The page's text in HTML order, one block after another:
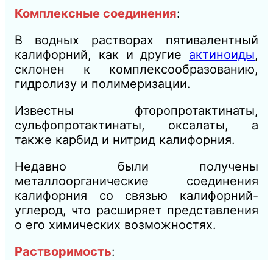
Комплексные соединения:
В водных растворах пятивалентный
калифорний, как и другие актиноиды,
склонен к комплексообразованию,
гидролизу и полимеризации.
Известны фторопротактинаты,
сульфопротактинаты, оксалаты, а
также карбид и нитрид калифорния.
Недавно были получены
металлоорганические соединения
калифорния со связью калифорний-
углерод, что расширяет представления
о его химических возможностях.
Растворимость: